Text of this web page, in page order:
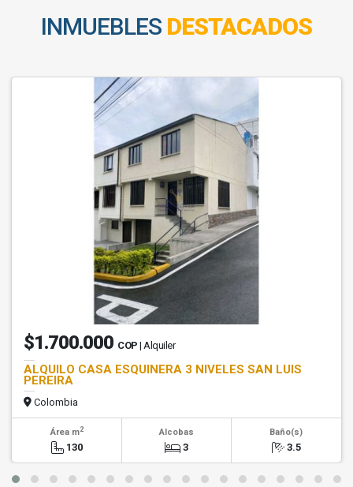
INMUEBLES DESTACADOS
$1.700.000 COP | Alquiler
ALQUILO CASA ESQUINERA 3 NIVELES SAN LUIS
PEREIRA
Colombia
Área m2
130
Alcobas
3
Baño(s)
3.5